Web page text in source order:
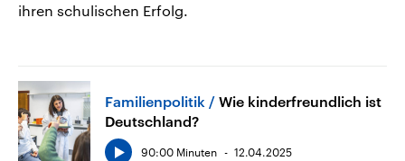
ihren schulischen Erfolg.
Familienpolitik
Wie kinderfreundlich ist
Deutschland?
90:00 Minuten 12.04.2025